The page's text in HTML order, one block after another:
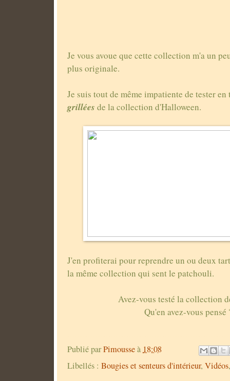
Je vous avoue que cette collection m'a un
plus originale.
Je suis tout de même impatiente de tester
grillées de la collection d'Halloween.
J'en profiterai pour reprendre un ou deux
la même collection qui sent le patchouli.
Avez-vous testé la collection
Qu'en avez-vous
Publié parPimousseà 18:08
Libellés : Bougies et senteurs d'intérieur, Vidéos